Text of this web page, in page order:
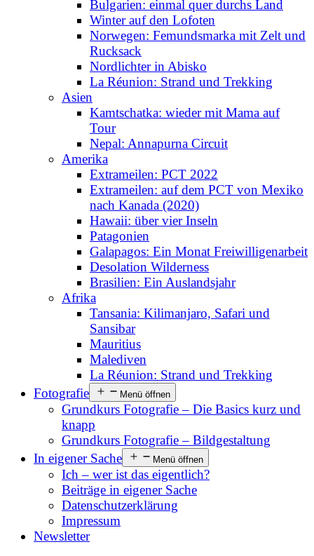
Bulgarien: einmal quer durchs Land
Winter auf den Lofoten
Norwegen: Femundsmarka mit Zelt und
Rucksack
Nordlichter in Abisko
La Réunion: Strand und Trekking
Asien
Kamtschatka: wieder mit Mama auf
Tour
Nepal: Annapurna Circuit
Amerika
Extrameilen: PCT 2022
Extrameilen: auf dem PCT von Mexiko
nach Kanada (2020)
Hawaii: über vier Inseln
Patagonien
Galapagos: Ein Monat Freiwilligenarbeit
Desolation Wilderness
Brasilien: Ein Auslandsjahr
Afrika
Tansania: Kilimanjaro, Safari und
Sansibar
Mauritius
Malediven
La Réunion: Strand und Trekking
Fotografie
Menü öffnen
Grundkurs Fotografie – Die Basics kurz und
knapp
Grundkurs Fotografie – Bildgestaltung
In eigener Sache
Menü öffnen
Ich – wer ist das eigentlich?
Beiträge in eigener Sache
Datenschutzerklärung
Impressum
Newsletter